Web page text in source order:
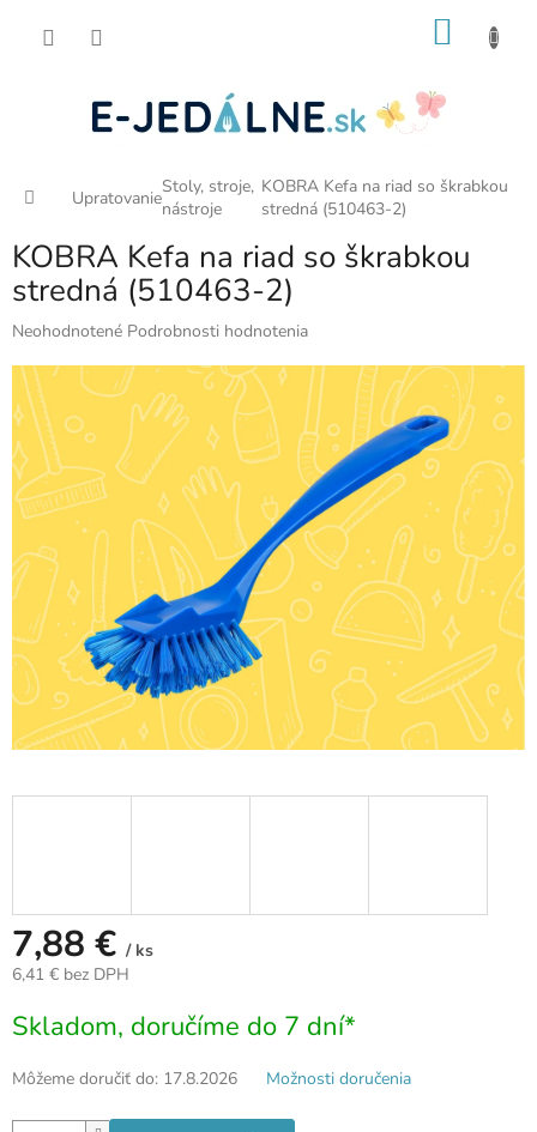
Domov
UpratovanieStoly, stroje,
nástroje
KOBRA Kefa na riad so škrabkou
stredná (510463-2)
KOBRA Kefa na riad so škrabkou
stredná (510463-2)
Priemerné
produktu
je
0,0
z
5
hviezdičiek.
Neohodnotené Podrobnosti hodnotenia
7,88 € / ks
6,41 € bez DPH
cena:
Skladom, doručíme do 7 dní*
Môžeme doručiť do: 17.8.2026 Možnosti doručenia